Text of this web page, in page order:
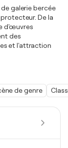
galerie bercée
De la
d'œuvres
des
et l'attraction
de genre